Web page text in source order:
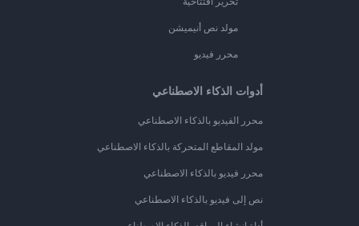
مولد نص أنيميشن
محرر فيديو
أدوات الذكاء الاصطناعي
محرر الفيديو بالذكاء الاصطناعي
مولد المقاطع المتحركة بالذكاء الاصطناعي
محرر فيديو بالذكاء الاصطناعي
نص إلى فيديو بالذكاء الاصطناعي